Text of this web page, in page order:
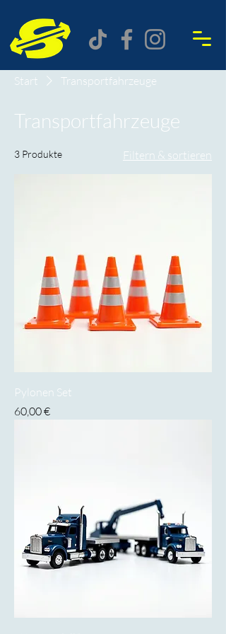
Start Transportfahrzeuge
Transportfahrzeuge
3 Produkte Filtern & sortieren
Pylonen Set
Preis
60,00 €